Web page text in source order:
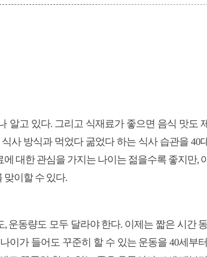
알고 있다. 그리고 식재료가 좋으면 음식 맛도
사 방식과 먹었다 굶었다 하는 식사 습관을 40
대한 관심을 가지는 나이는 젊을수록 좋지만,
맞이할 수 있다.
운동량도 모두 달라야 한다. 이제는 짧은 시간
이가 들어도 꾸준히 할 수 있는 운동을 40세부